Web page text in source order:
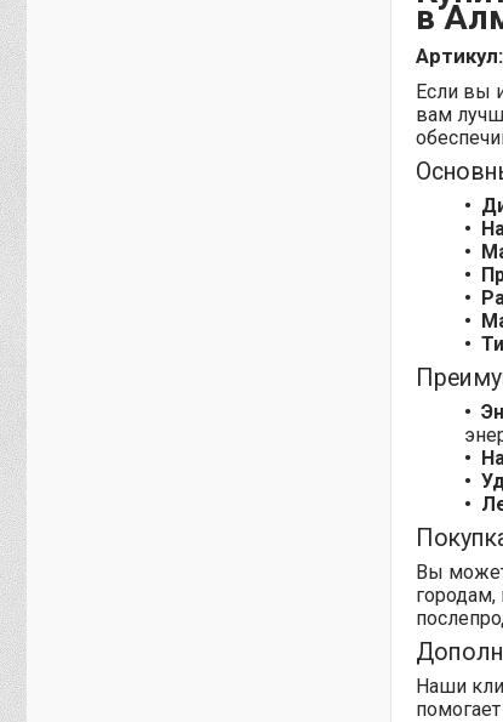
в
Если вы
вам
Вы
Наши